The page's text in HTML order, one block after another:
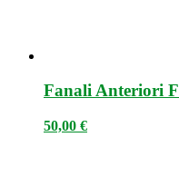
Fanali Anteriori
50,00 €